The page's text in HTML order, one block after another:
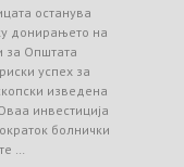
останува
донирањето на
за Општата
успех за
изведена
инвестиција
болнички
…